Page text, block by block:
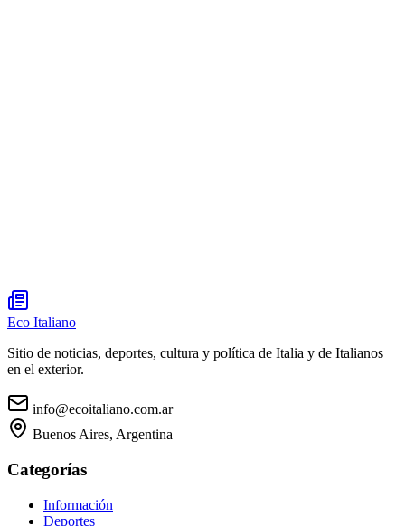
Eco Italiano
Sitio de noticias, deportes, cultura y política de Italia y de Italianos
en el exterior.
info@ecoitaliano.com.ar
Buenos Aires, Argentina
Categorías
Información
Deportes